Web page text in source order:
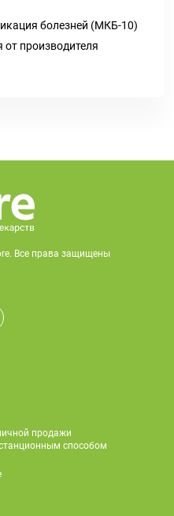
болезней (МКБ-10)
производителя
Все права защищены
продажи
способом